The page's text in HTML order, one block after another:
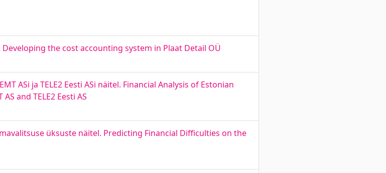
the cost accounting system in Plaat Detail OÜ
ASi ja TELE2 Eesti ASi näitel. Financial Analysis of Estonian
and TELE2 Eesti AS
üksuste näitel. Predicting Financial Difficulties on the